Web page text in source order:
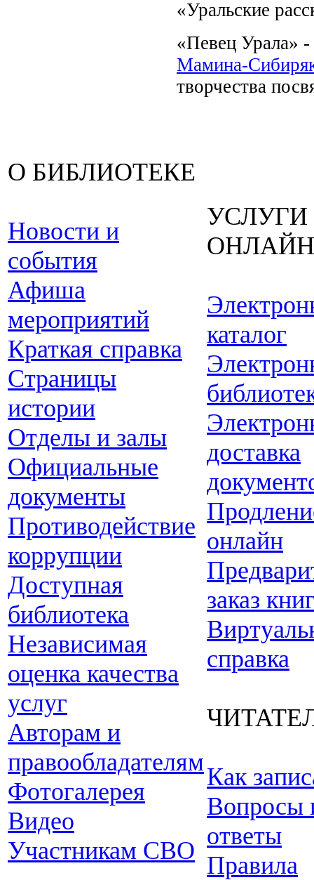
«Уральские
«Певец Урала»
Мамина-
творчества
О БИБЛИОТЕКЕ
Новости и
события
Афиша
мероприятий
Краткая справка
Страницы
истории
Отделы и залы
Официальные
документы
Противодействие
коррупции
Доступная
библиотека
Независимая
оценка качества
услуг
Авторам и
правообладателям
Фотогалерея
Видео
Участникам СВО
УСЛУГИ
ОНЛАЙН
каталог
доставка
онлайн
заказ
справка
Как
Вопросы
ответы
Правила